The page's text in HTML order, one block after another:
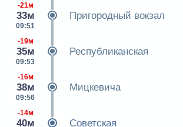
-21м
33м
09:51
Пригородный вокзал
-19м
35м
09:53
Республиканская
-16м
38м
09:56
Мицкевича
-14м
40м Советская